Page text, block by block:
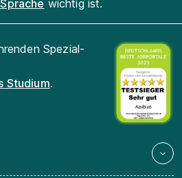
wichtig ist.
Spezial-
Studium.